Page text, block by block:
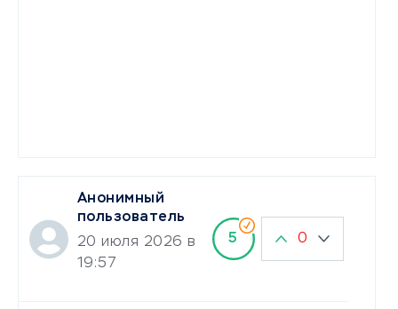
Анонимный
пользователь
20 июля 2026 в
19:57
5 0